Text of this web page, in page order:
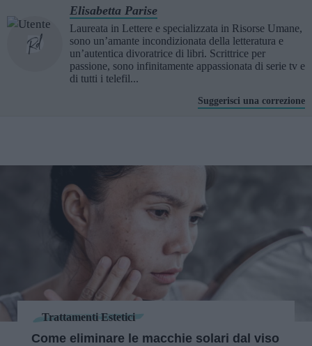
Elisabetta Parise
Laureata in Lettere e specializzata in Risorse Umane,
sono un’amante incondizionata della letteratura e
un’autentica divoratrice di libri. Scrittrice per
passione, sono infinitamente appassionata di serie tv e
di tutti i telefil...
Suggerisci una correzione
Trattamenti Estetici
Come eliminare le macchie solari dal viso